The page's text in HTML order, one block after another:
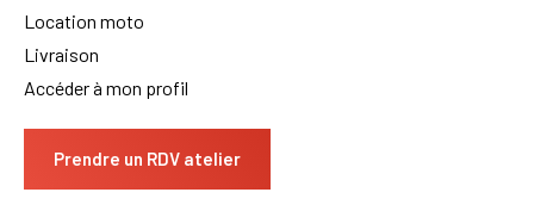
Location moto
Livraison
Accéder à mon profil
Prendre un RDV atelier